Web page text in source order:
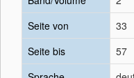
Seite von
33
Seite bis
57